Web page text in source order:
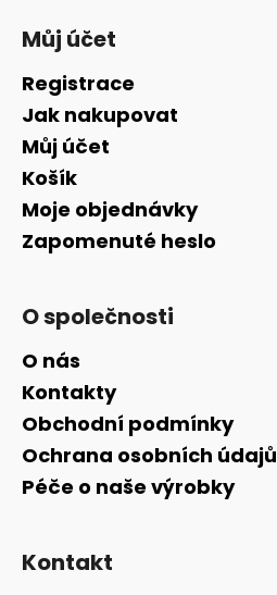
Můj účet
Registrace
Jak nakupovat
Můj účet
Košík
Moje objednávky
Zapomenuté heslo
O společnosti
O nás
Kontakty
Obchodní podmínky
Ochrana osobních údajů
Péče o naše výrobky
Kontakt